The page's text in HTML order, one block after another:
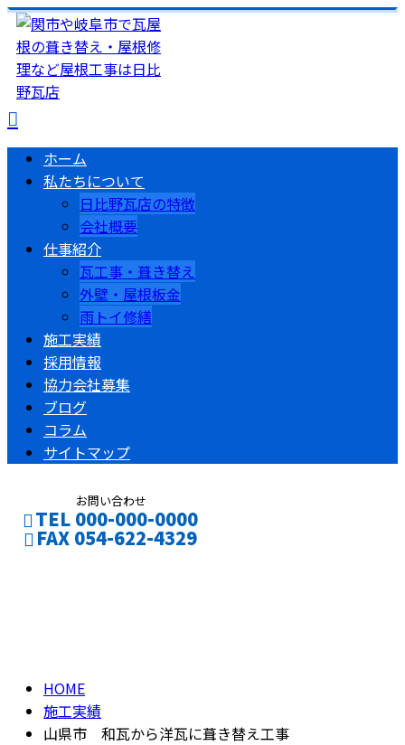
ホーム
私たちについて
日比野瓦店の特徴
会社概要
仕事紹介
瓦工事・葺き替え
外壁・屋根板金
雨トイ修繕
施工実績
採用情報
協力会社募集
ブログ
コラム
サイトマップ
お問い合わせ
TEL 000-000-0000
FAX 054-622-4329
HOME
施工実績
山県市 和瓦から洋瓦に葺き替え工事